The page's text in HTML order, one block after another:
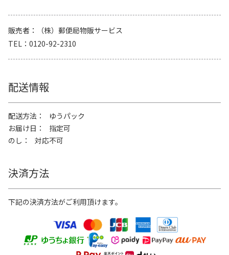
販売者
（株）郵便局物販サービス
TEL
0120-92-2310
配送情報
配送方法
ゆうパック
お届け日
指定可
のし
対応不可
決済方法
下記の決済方法がご利用頂けます。